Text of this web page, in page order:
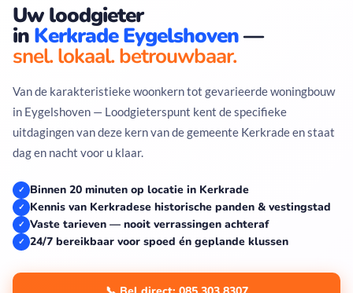
Uw loodgieter
in Kerkrade Eygelshoven—
snel. lokaal. betrouwbaar.
Van de karakteristieke woonkern tot gevarieerde woningbouw
in Eygelshoven — Loodgieterspunt kent de specifieke
uitdagingen van deze kern van de gemeente Kerkrade en staat
dag en nacht voor u klaar.
✓ Binnen 20 minuten op locatie in Kerkrade
✓ Kennis van Kerkradese historische panden & vestingstad
✓ Vaste tarieven — nooit verrassingen achteraf
✓ 24/7 bereikbaar voor spoed én geplande klussen